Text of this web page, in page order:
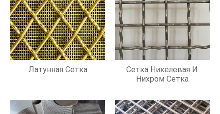
Латунная Сетка
Сетка Никелевая И
Нихром Сетка